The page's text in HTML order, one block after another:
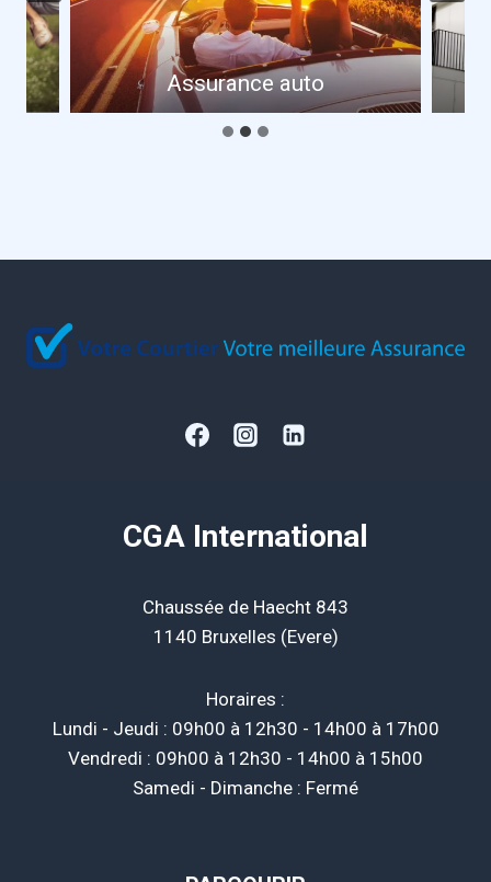
Assurance auto
CGA International
Chaussée de Haecht 843
1140 Bruxelles (Evere)
Horaires :
Lundi - Jeudi : 09h00 à 12h30 - 14h00 à 17h00
Vendredi : 09h00 à 12h30 - 14h00 à 15h00
Samedi - Dimanche : Fermé